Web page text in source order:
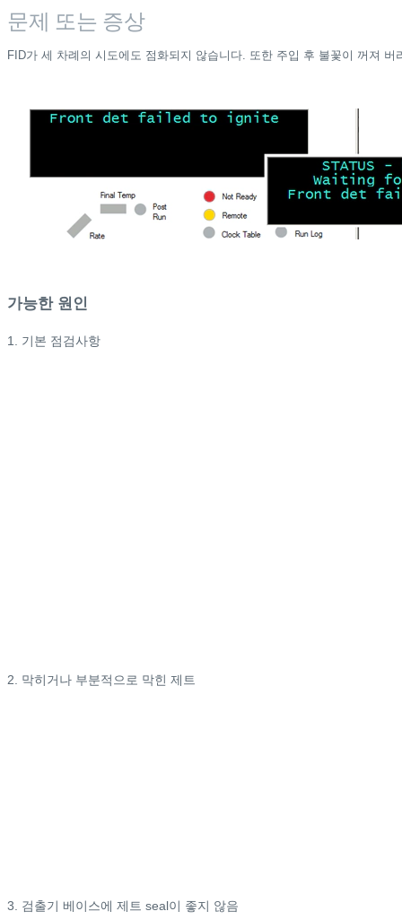
문제 또는 증상
FID가 세 차례의 시도에도 점화되지 않습니다. 또한 주입 후 불꽃이 꺼져
가능한 원인
1. 기본 점검사항
2. 막히거나 부분적으로 막힌 제트
3. 검출기 베이스에 제트 seal이 좋지 않음